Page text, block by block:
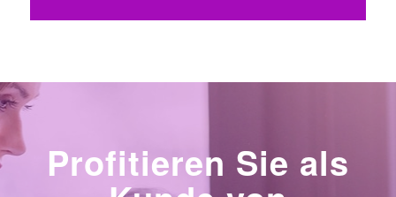
Profitieren Sie als